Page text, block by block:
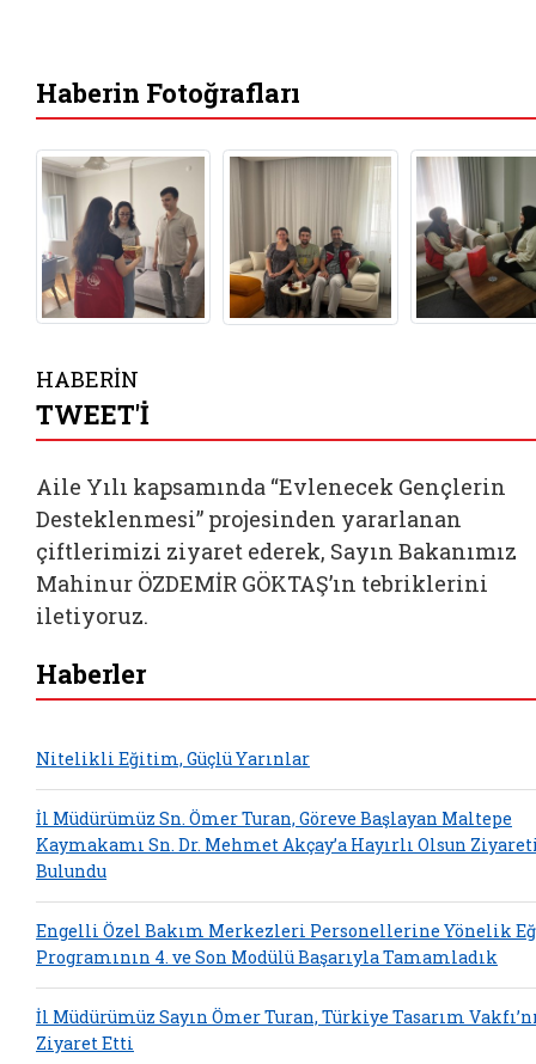
Haberin Fotoğrafları
HABERİN
TWEET'İ
Aile Yılı kapsamında “Evlenecek Gençlerin
Desteklenmesi” projesinden yararlanan
çiftlerimizi ziyaret ederek, Sayın Bakanımız
Mahinur ÖZDEMİR GÖKTAŞ’ın tebriklerini
iletiyoruz.
Haberler
Nitelikli Eğitim, Güçlü Yarınlar
İl Müdürümüz Sn. Ömer Turan, Göreve Başlayan Maltepe
Kaymakamı Sn. Dr. Mehmet Akçay’a Hayırlı Olsun
Bulundu
Engelli Özel Bakım Merkezleri Personellerine Yönelik
Programının 4. ve Son Modülü Başarıyla Tamamladık
İl Müdürümüz Sayın Ömer Turan, Türkiye Tasarım
Ziyaret Etti